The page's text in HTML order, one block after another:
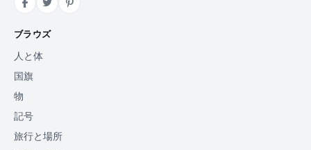
ブラウズ
人と体
国旗
物
記号
旅行と場所